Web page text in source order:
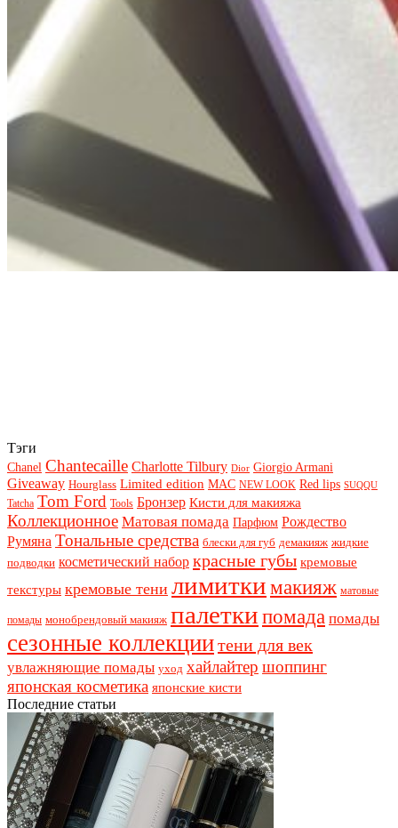
Тэги
Chanel Chantecaille Charlotte Tilbury Dior Giorgio Armani
Giveaway Hourglass Limited edition MAC NEW LOOK Red lips SUQQU
Tatcha Tom Ford Tools Бронзер Кисти для макияжа
Коллекционное Матовая помада Парфюм Рождество
Румяна Тональные средства блески для губ демакияж жидкие
подводки косметический набор красные губы кремовые
текстуры кремовые тени лимиткимакияж матовые
помады монобрендовый макияж палеткипомада помады
сезонные коллекциитени для век
увлажняющие помады уход хайлайтер шоппинг
японская косметика японские кисти
Последние статьи